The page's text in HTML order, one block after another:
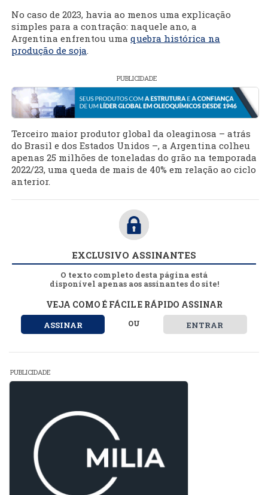
No caso de 2023, havia ao menos uma explicação
simples para a contração: naquele ano, a
Argentina enfrentou uma quebra histórica na
produção de soja.
PUBLICIDADE
Terceiro maior produtor global da oleaginosa – atrás
do Brasil e dos Estados Unidos –, a Argentina colheu
apenas 25 milhões de toneladas do grão na temporada
2022/23, uma queda de mais de 40% em relação ao ciclo
anterior.
EXCLUSIVO ASSINANTES
O texto completo desta página está
disponível apenas aos assinantes do site!
VEJA COMO É FÁCIL E RÁPIDO ASSINAR
ASSINAR OU ENTRAR
PUBLICIDADE